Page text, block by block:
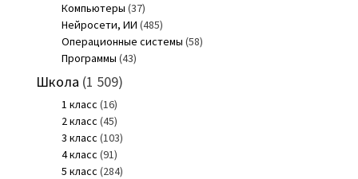
Компьютеры (37)
Нейросети, ИИ (485)
Операционные системы (58)
Программы (43)
Школа (1 509)
1 класс (16)
2 класс (45)
3 класс (103)
4 класс (91)
5 класс (284)